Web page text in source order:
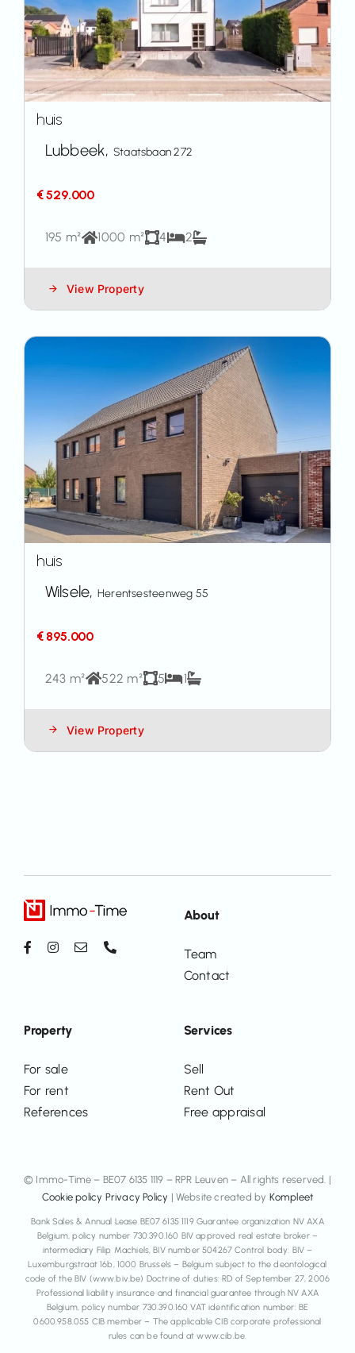
huis
Lubbeek, Staatsbaan 272
€ 529.000
195 m² 1000 m² 4 2
View Property
huis
Wilsele, Herentsesteenweg 55
€ 895.000
243 m² 522 m² 5 1
View Property
Services
Sell
Rent Out
Free appraisal
Property
For sale
For rent
References
About
Team
Contact
© Immo-Time – BE07 6135 1119 – RPR Leuven – All rights reserved. |
Cookie policy Privacy Policy | Website created by Kompleet
Bank Sales & Annual Lease BE07 6135 1119 Guarantee organization NV AXA
Belgium, policy number 730.390.160 BIV approved real estate broker –
intermediary Filip Machiels, BIV number 504267 Control body: BIV –
Luxemburgstraat 16b, 1000 Brussels – Belgium subject to the deontological
code of the BIV (www.biv.be) Doctrine of duties: RD of September 27, 2006
Professional liability insurance and financial guarantee through NV AXA
Belgium, policy number 730.390.160 VAT identification number: BE
0600.958.055 CIB member – The applicable CIB corporate professional
rules can be found at www.cib.be.